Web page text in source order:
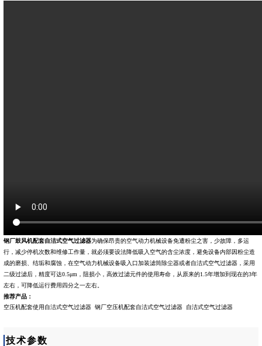
钢厂鼓风机配套自洁式空气过滤器为确保昂贵的空气动力机械设备免遭粉尘之害，少故障，多运
行，减少停机次数和维修工作量，就必须要设法降低吸入空气的含尘浓度，避免设备内部因粉尘造
成的磨损、结垢和腐蚀，在空气动力机械设备吸入口加装滤筒除尘器或者自洁式空气过滤器，采用
二级过滤后，精度可达0.5μm，阻损小，高效过滤元件的使用寿命，从原来的1.5年增加到现在的3年
左右，可降低运行费用四分之一左右。
推荐产品：
空压机配套使用自洁式空气过滤器 钢厂空压机配套自洁式空气过滤器 自洁式空气过滤器
技术参数